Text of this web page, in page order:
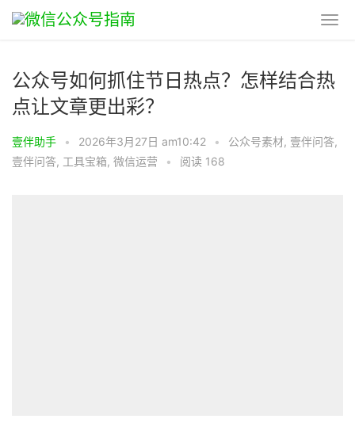
公众号如何抓住节日热点？怎样结合热
点让文章更出彩？
壹伴助手 • 2026年3月27日 am10:42 • 公众号素材, 壹伴问答,
壹伴问答, 工具宝箱, 微信运营 • 阅读 168